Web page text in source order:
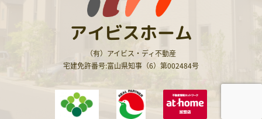
アイビスホーム
（有）アイビス・ディ不動産
宅建免許番号:富山県知事（6）第002484号